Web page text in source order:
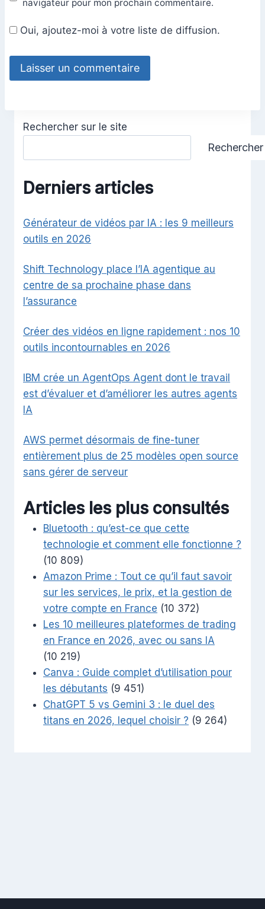
navigateur pour mon prochain commentaire.
Oui, ajoutez-moi à votre liste de diffusion.
Rechercher sur le site
Rechercher
Derniers articles
Générateur de vidéos par IA : les 9 meilleurs
outils en 2026
Shift Technology place l’IA agentique au
centre de sa prochaine phase dans
l’assurance
Créer des vidéos en ligne rapidement : nos 10
outils incontournables en 2026
IBM crée un AgentOps Agent dont le travail
est d’évaluer et d’améliorer les autres agents
IA
AWS permet désormais de fine-tuner
entièrement plus de 25 modèles open source
sans gérer de serveur
Articles les plus consultés
Bluetooth : qu’est-ce que cette
technologie et comment elle fonctionne ?
(10 809)
Amazon Prime : Tout ce qu’il faut savoir
sur les services, le prix, et la gestion de
votre compte en France (10 372)
Les 10 meilleures plateformes de trading
en France en 2026, avec ou sans IA
(10 219)
Canva : Guide complet d’utilisation pour
les débutants (9 451)
ChatGPT 5 vs Gemini 3 : le duel des
titans en 2026, lequel choisir ? (9 264)